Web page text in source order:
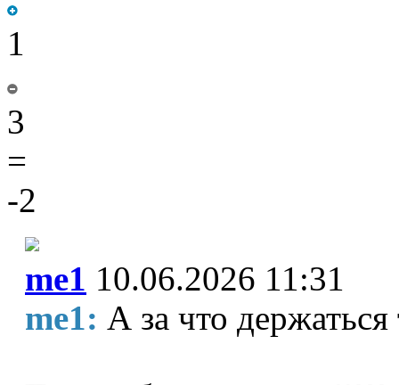
1
3
=
-2
me1 10.06.2026 11:31
me1: А за что держаться